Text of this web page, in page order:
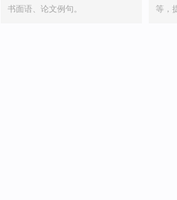
书面语、论文例句。
等，